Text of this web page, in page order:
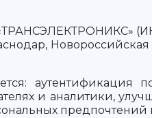
Новороссийская
аутентификация
и аналитики,
предпочтений